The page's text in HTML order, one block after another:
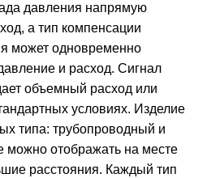
давления напрямую
а тип компенсации
может одновременно
и расход. Сигнал
объемный расход или
условиях. Изделие
типа: трубопроводный и
можно отображать на месте
расстояния. Каждый тип